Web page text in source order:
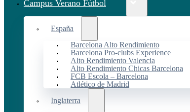
Campus Verano Fútbol
España
Barcelona Alto Rendimiento
Barcelona Pro-clubs Experience
Alto Rendimiento Valencia
Alto Rendimiento Chicas Barcelona
FCB Escola – Barcelona
Atlético de Madrid
Inglaterra